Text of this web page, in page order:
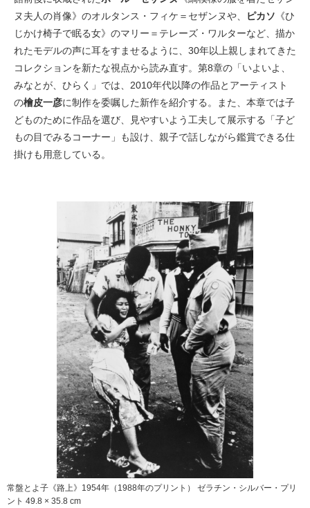
ヌ夫人の肖像》のオルタンス・フィケ＝セザンヌや、
ピカソ 《ひ
じかけ椅子で眠る女》のマリー＝テレーズ・ワルターなど、描か
れたモデルの声に耳をすませるように、30年以上親しまれてきた
コレクションを新たな視点から読み直す。第8章の「いよいよ、
みなとが、ひらく」では、2010年代以降の作品とアーティスト
の檜皮一彦に制作を委嘱した新作を紹介する。また、本章では子
どものために作品を選び、見やすいよう工夫して展示する「子ど
もの目でみるコーナー」も設け、親子で話しながら鑑賞できる仕
掛けも用意している。
常盤とよ子《路上》1954年（1988年のプリント） ゼラチン・シルバー・プリ
ント 49.8 × 35.8 cm